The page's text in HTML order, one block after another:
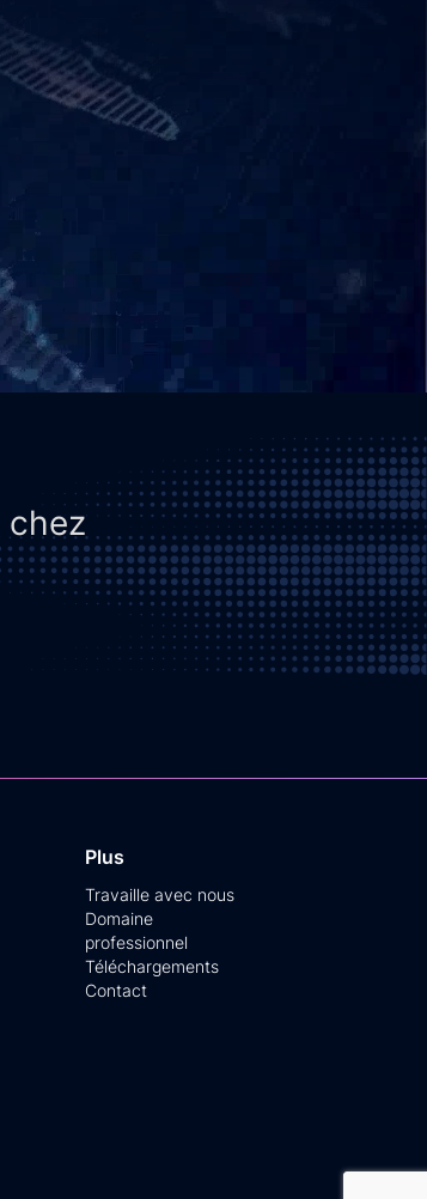
chez
Plus
Travaille avec nous
Domaine
professionnel
Téléchargements
Contact